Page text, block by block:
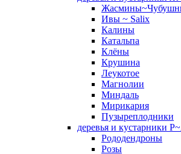
Ивы ~ Salix
Калины
Катальпа
Клёны
Крушина
Леукотое
Магнолии
Миндаль
Мирикария
Пузыреплодники
деревья и кустарники
Рододендроны
Розы